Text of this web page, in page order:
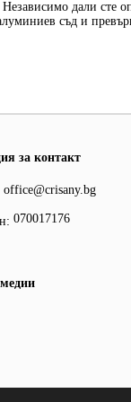
дали
съд и
за контакт
office@crisany.bg
070017176